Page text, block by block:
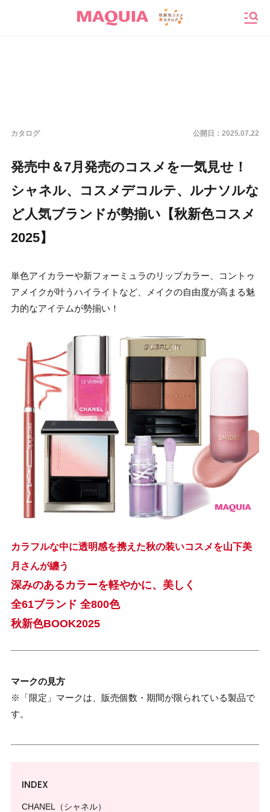
カタログ 公開日： 2025.07.22
発売中＆7月発売のコスメを一気見せ！
シャネル、コスメデコルテ、ルナソルな
ど人気ブランドが勢揃い【秋新色コスメ
2025】
単色アイカラーや新フォーミュラのリップカラー、コントゥ
アメイクが叶うハイライトなど、メイクの自由度が高まる魅
力的なアイテムが勢揃い！
カラフルな中に透明感を携えた秋の装いコスメを山下美
月さんが纏う
深みのあるカラーを軽やかに、美しく
全61ブランド 全800色
秋新色BOOK2025
マークの見方
※「限定」マークは、販売個数・期間が限られている製品で
す。
INDEX
CHANEL（シャネル）